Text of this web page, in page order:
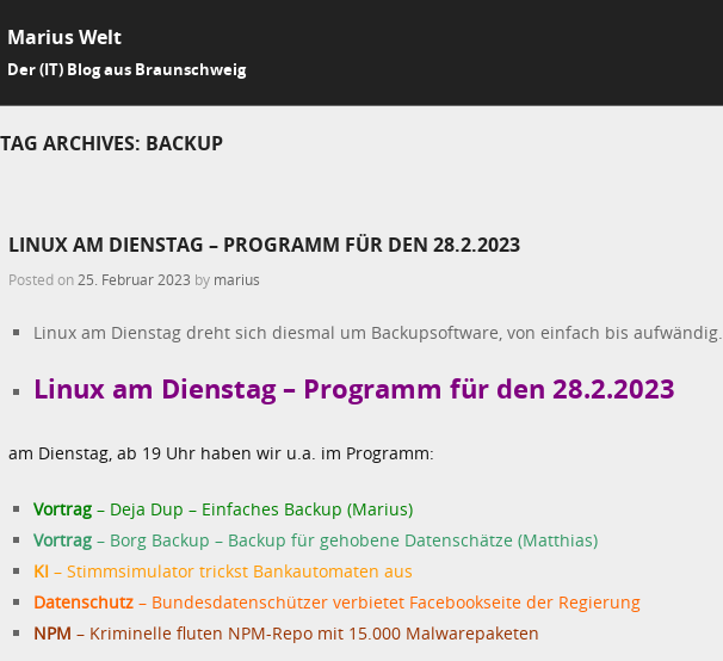
Marius Welt
Der (IT) Blog aus Braunschweig
TAG ARCHIVES: BACKUP
LINUX AM DIENSTAG – PROGRAMM FÜR DEN 28.2.2023
Posted on 25. Februar 2023 by marius
Linux am Dienstag dreht sich diesmal um Backupsoftware, von einfach bis aufwändig.
Linux am Dienstag – Programm für den 28.2.2023
am Dienstag, ab 19 Uhr haben wir u.a. im Programm:
Vortrag – Deja Dup – Einfaches Backup (Marius)
Vortrag – Borg Backup – Backup für gehobene Datenschätze (Matthias)
KI – Stimmsimulator trickst Bankautomaten aus
Datenschutz – Bundesdatenschützer verbietet Facebookseite der Regierung
NPM – Kriminelle fluten NPM-Repo mit 15.000 Malwarepaketen